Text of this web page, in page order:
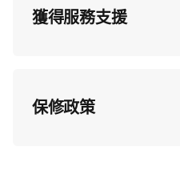
獲得服務支援
保修政策